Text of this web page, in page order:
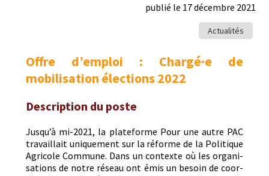
publié le 17 décembre 2021
Actualités
Offre d’emploi : Chargé·e de
mobilisation élections 2022
Description du poste
Jusqu’à mi-2021, la plate­forme Pour une autre PAC
tra­vail­lait unique­ment sur la réforme de la Poli­tique
Agri­cole Com­mune. Dans un con­texte où les organ­i­
sa­tions de notre réseau ont émis un besoin de coor­